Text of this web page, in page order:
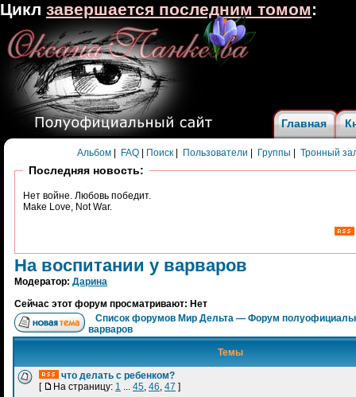
Главная
Альбом FAQ Поиск Пользователи Группы Тронный
Последняя новость:
Нет войне. Любовь победит.
Make Love, Not War.
На воспитании у варваров
Модератор: Дарина
Сейчас этот форум просматривают: Нет
Список форумов Мир Дельта — Форум
варваров
Темы
что делать с ребенком?
[
На страницу: 1 45 46 47 ]
Цикл завершается последним томом: